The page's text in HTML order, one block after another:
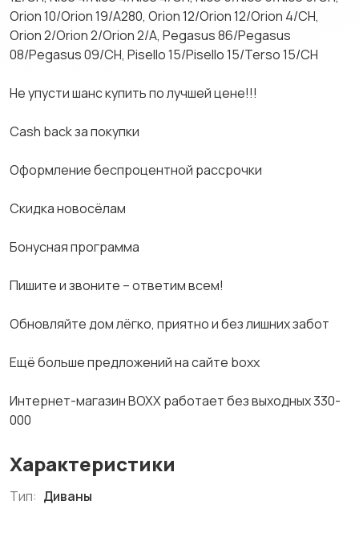
Orion 10/Orion 19/A280, Orion 12/Orion 12/Orion 4/CH,
Orion 2/Orion 2/Orion 2/A, Pegasus 86/Pegasus
08/Pegasus 09/CH, Pisello 15/Pisello 15/Terso 15/CH
Не упусти шанс купить по лучшей цене!!!
Cash back за покупки
Оформление беспроцентной рассрочки
Скидка новосёлам
Бонусная программа
Пишите и звоните – ответим всем!
Обновляйте дом лёгко, приятно и без лишних забот
Ещё больше предложений на сайте boxx
Интернет-магазин BOXX работает без выходных 330-
000
Характеристики
Тип: Диваны